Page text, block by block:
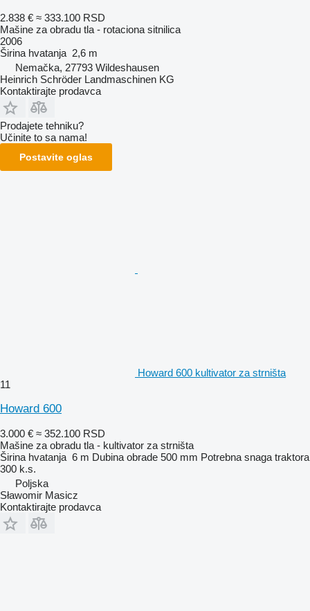
2.838 € ≈ 333.100 RSD
Mašine za obradu tla - rotaciona sitnilica
2006
Širina hvatanja 2,6 m
Nemačka, 27793 Wildeshausen
Heinrich Schröder Landmaschinen KG
Kontaktirajte prodavca
Prodajete tehniku?
Učinite to sa nama!
Postavite oglas
Howard 600 kultivator za strništa
11
Howard 600
3.000 € ≈ 352.100 RSD
Mašine za obradu tla - kultivator za strništa
Širina hvatanja 6 m Dubina obrade 500 mm Potrebna snaga traktora
300 k.s.
Poljska
Sławomir Masicz
Kontaktirajte prodavca